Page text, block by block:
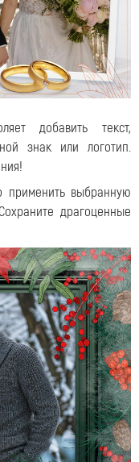
добавить текст,
знак или логотип.
применить выбранную
драгоценные